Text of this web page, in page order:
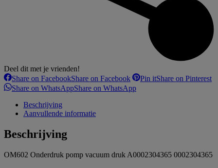
Deel dit met je vrienden!
Share on FacebookShare on Facebook Pin itShare on Pinterest
Share on WhatsAppShare on WhatsApp
Beschrijving
Aanvullende informatie
Beschrijving
OM602 Onderdruk pomp vacuum druk A0002304365 0002304365